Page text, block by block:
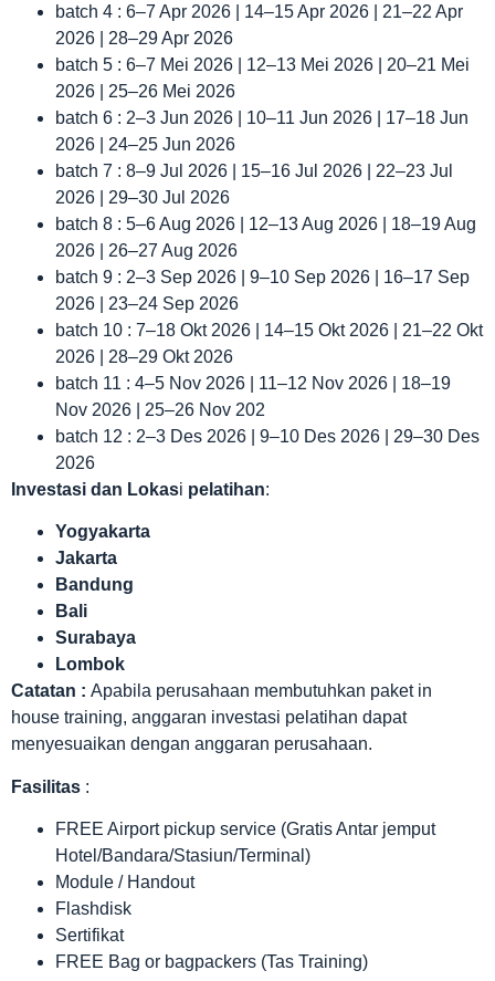
batch 4 : 6–7 Apr 2026 | 14–15 Apr 2026 | 21–22 Apr
2026 | 28–29 Apr 2026
batch 5 : 6–7 Mei 2026 | 12–13 Mei 2026 | 20–21 Mei
2026 | 25–26 Mei 2026
batch 6 : 2–3 Jun 2026 | 10–11 Jun 2026 | 17–18 Jun
2026 | 24–25 Jun 2026
batch 7 : 8–9 Jul 2026 | 15–16 Jul 2026 | 22–23 Jul
2026 | 29–30 Jul 2026
batch 8 : 5–6 Aug 2026 | 12–13 Aug 2026 | 18–19 Aug
2026 | 26–27 Aug 2026
batch 9 : 2–3 Sep 2026 | 9–10 Sep 2026 | 16–17 Sep
2026 | 23–24 Sep 2026
batch 10 : 7–18 Okt 2026 | 14–15 Okt 2026 | 21–22 Okt
2026 | 28–29 Okt 2026
batch 11 : 4–5 Nov 2026 | 11–12 Nov 2026 | 18–19
Nov 2026 | 25–26 Nov 202
batch 12 : 2–3 Des 2026 | 9–10 Des 2026 | 29–30 Des
2026
Investasi dan Lokasi pelatihan:
Yogyakarta
Jakarta
Bandung
Bali
Surabaya
Lombok
Catatan : Apabila perusahaan membutuhkan paket in
house training, anggaran investasi pelatihan dapat
menyesuaikan dengan anggaran perusahaan.
Fasilitas :
FREE Airport pickup service (Gratis Antar jemput
Hotel/Bandara/Stasiun/Terminal)
Module / Handout
Flashdisk
Sertifikat
FREE Bag or bagpackers (Tas Training)